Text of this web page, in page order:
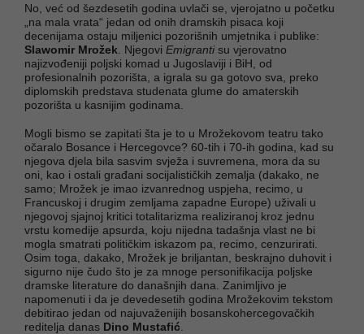
No, već od šezdesetih godina uvlači se, vjerojatno u početku
„na mala vrata“ jedan od onih dramskih pisaca koji
decenijama ostaju miljenici pozorišnih umjetnika i publike:
Slawomir Mrožek . Njegovi Emigrantisu vjerovatno
najizvođeniji poljski komad u Jugoslaviji i BiH, od
profesionalnih pozorišta, a igrala su ga gotovo sva, preko
diplomskih predstava studenata glume do amaterskih
pozorišta u kasnijim godinama.
Mogli bismo se zapitati šta je to u Mrožekovom teatru tako
očaralo Bosance i Hercegovce? 60-tih i 70-ih godina, kad su
njegova djela bila sasvim svježa i suvremena, mora da su
oni, kao i ostali građani socijalističkih zemalja (dakako, ne
samo; Mrožek je imao izvanrednog uspjeha, recimo, u
Francuskoj i drugim zemljama zapadne Europe) uživali u
njegovoj sjajnoj kritici totalitarizma realiziranoj kroz jednu
vrstu komedije apsurda, koju nijedna tadašnja vlast ne bi
mogla smatrati političkim iskazom pa, recimo, cenzurirati.
Osim toga, dakako, Mrožek je briljantan, beskrajno duhovit i
sigurno nije čudo što je za mnoge personifikacija poljske
dramske literature do današnjih dana. Zanimljivo je
napomenuti i da je devedesetih godina Mrožekovim tekstom
debitirao jedan od najuvaženijih bosanskohercegovačkih
reditelja danas Dino Mustafić